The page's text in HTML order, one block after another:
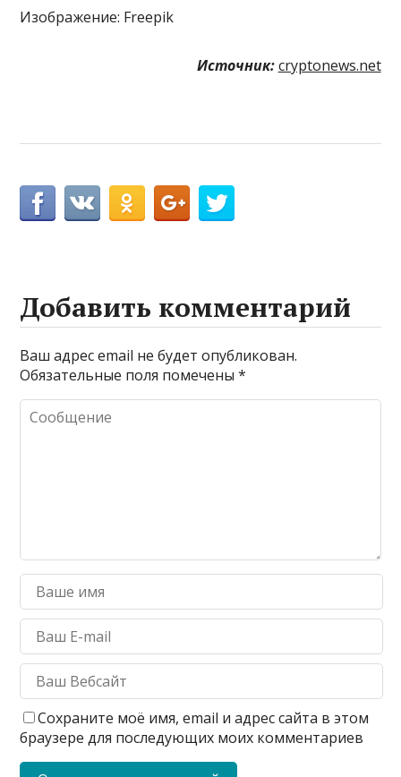
Изображение: Freepik
Источник: cryptonews.net
Добавить комментарий
Ваш адрес email не будет опубликован.
Обязательные поля помечены*
Сохраните моё имя, email и адрес сайта в этом
браузере для последующих моих комментариев